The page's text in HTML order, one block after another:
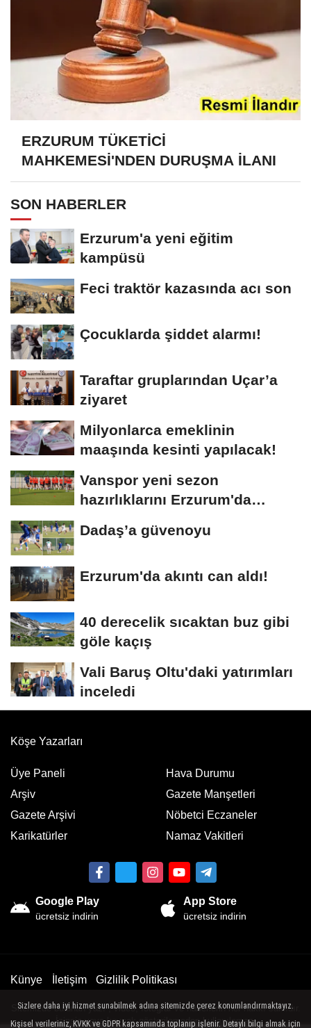
ERZURUM TÜKETİCİ
MAHKEMESİ'NDEN DURUŞMA İLANI
SON HABERLER
Erzurum'a yeni eğitim
kampüsü
Feci traktör kazasında acı son
Çocuklarda şiddet alarmı!
Taraftar gruplarından Uçar’a
ziyaret
Milyonlarca emeklinin
maaşında kesinti yapılacak!
Vanspor yeni sezon
hazırlıklarını Erzurum'da
Dadaş’a güvenoyu
Erzurum'da akıntı can aldı!
40 derecelik sıcaktan buz gibi
göle kaçış
Vali Baruş Oltu'daki yatırımları
inceledi
Köşe Yazarları
Üye Paneli
Arşiv
Gazete Arşivi
Karikatürler
Hava Durumu
Gazete Manşetleri
Nöbetci Eczaneler
Namaz Vakitleri
Google Play
ücretsiz indirin
App Store
ücretsiz indirin
Künye İletişim Gizlilik Politikası
Sitemizde bulunan yazı , video, fotoğraf ve haberlerin her hakkı saklıdır.
İzinsiz veya kaynak gösterilemeden kullanılamaz.
Sizlere daha iyi hizmet sunabilmek adına sitemizde çerez konumlandırmaktayız.
Kişisel verileriniz, KVKK ve GDPR kapsamında toplanıp işlenir. Detaylı bilgi almak için